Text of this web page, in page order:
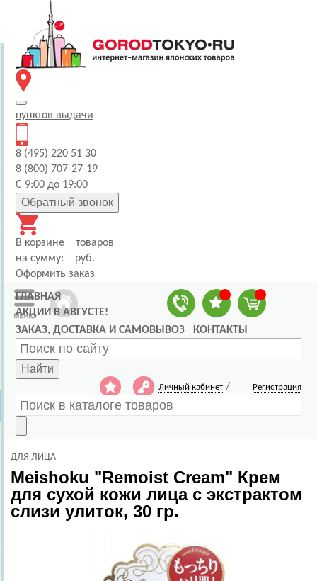
пунктов выдачи
8 (495) 220 51 30
8 (800) 707-27-19
С 9:00 до 19:00
Обратный звонок
В корзине
товаров
на сумму:
руб.
Оформить заказ
ГЛАВНАЯ
АКЦИИ В АВГУСТЕ!
ЗАКАЗ, ДОСТАВКА И САМОВЫВОЗ
КОНТАКТЫ
Найти
Личный кабинет / Регистрация
ДЛЯ ЛИЦА
Meishoku "Remoist Cream" Крем
для сухой кожи лица с экстрактом
слизи улиток, 30 гр.